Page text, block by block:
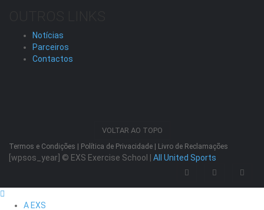
Notícias
Parceiros
Contactos
VOLTAR AO TOPO
Termos e Condições Política de Privacidade Livro de Reclamações
[wpsos_year] © EXS Exercise School | All United Sports
A EXS